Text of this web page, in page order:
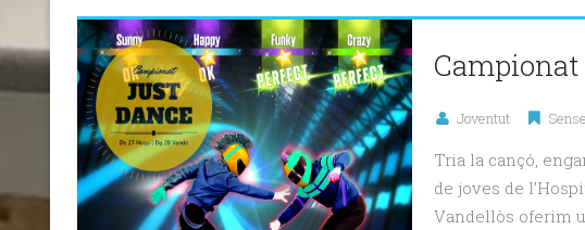
Joventut
Tria la cançó,
de joves de
Vandellòs oferim